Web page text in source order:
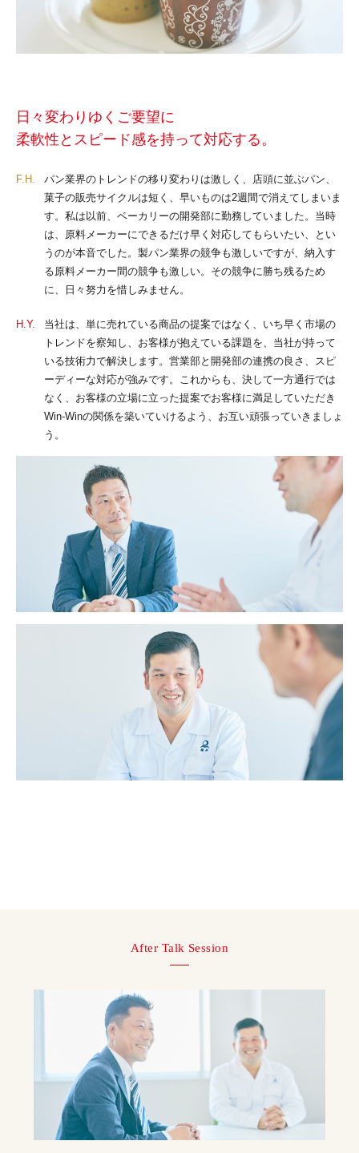
日々変わりゆくご要望に
柔軟性とスピード感を持って対応する。
F.H.
パン業界のトレンドの移り変わりは激しく、店頭に並ぶパン、
菓子の販売サイクルは短く、早いものは2週間で消えてしまいま
す。私は以前、ベーカリーの開発部に勤務していました。当時
は、原料メーカーにできるだけ早く対応してもらいたい、とい
うのが本音でした。製パン業界の競争も激しいですが、納入す
る原料メーカー間の競争も激しい。その競争に勝ち残るため
に、日々努力を惜しみません。
H.Y.
当社は、単に売れている商品の提案ではなく、いち早く市場の
トレンドを察知し、お客様が抱えている課題を、当社が持って
いる技術力で解決します。営業部と開発部の連携の良さ、スピ
ーディーな対応が強みです。これからも、決して一方通行では
なく、お客様の立場に立った提案でお客様に満足していただき
Win‐Winの関係を築いていけるよう、お互い頑張っていきましょ
う。
After Talk Session